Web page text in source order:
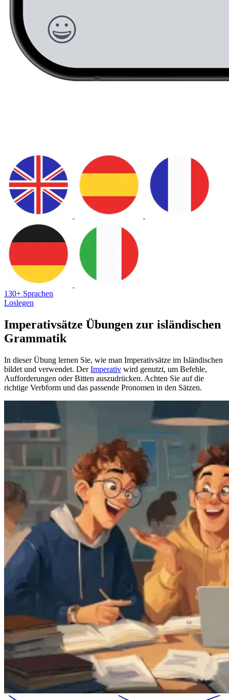
130+ Sprachen
Loslegen
Imperativsätze Übungen zur isländischen
Grammatik
In dieser Übung lernen Sie, wie man Imperativsätze im Isländischen
bildet und verwendet. DerImperativ wird genutzt, um Befehle,
Aufforderungen oder Bitten auszudrücken. Achten Sie auf die
richtige Verbform und das passende Pronomen in den Sätzen.